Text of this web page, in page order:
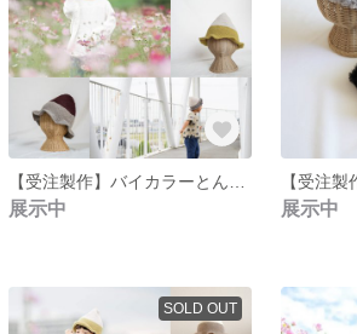
展示中 展示中
SOLD OUT